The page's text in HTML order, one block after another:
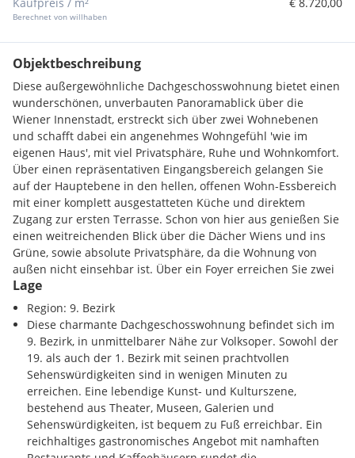
Berechnet von willhaben
Objektbeschreibung
Diese außergewöhnliche Dachgeschosswohnung bietet einen
wunderschönen, unverbauten Panoramablick über die
Wiener Innenstadt, erstreckt sich über zwei Wohnebenen
und schafft dabei ein angenehmes Wohngefühl 'wie im
eigenen Haus', mit viel Privatsphäre, Ruhe und Wohnkomfort.
Über einen repräsentativen Eingangsbereich gelangen Sie
auf der Hauptebene in den hellen, offenen Wohn-Essbereich
mit einer komplett ausgestatteten Küche und direktem
Zugang zur ersten Terrasse. Schon von hier aus genießen Sie
einen weitreichenden Blick über die Dächer Wiens und ins
Grüne, sowie absolute Privatsphäre, da die Wohnung von
außen nicht einsehbar ist. Über ein Foyer erreichen Sie zwei
Schlafzimmer und ein angrenzendes, hochwertig
ausgestattetes Badezimmer. Auch eine Gästetoilette und ein
Abstellraum stehen auf dieser Ebene zur Verfügung. Über
eine offene Treppe gelangen Sie zur oberen Wohnebene,
bestehend aus einer großzügigen Galerie mit angrenzendem
Badezimmer und Zugang zu einer weiteren, großen
vorgelagerten Terrasse mit eindrucksvollem, unverbautem
Panoramablick. Bei Bedarf ließe sich durch Einziehen einer
kleinen Wand die Galerie einfach in ein weiteres
Schlafzimmer umwandeln. Die Dachgeschosswohnung
präsentiert sich mit hochwertigen Materialien und moderner,
Lage
Region: 9. Bezirk
Diese charmante Dachgeschosswohnung befindet sich im
9. Bezirk, in unmittelbarer Nähe zur Volksoper. Sowohl der
19. als auch der 1. Bezirk mit seinen prachtvollen
Sehenswürdigkeiten sind in wenigen Minuten zu
erreichen. Eine lebendige Kunst- und Kulturszene,
bestehend aus Theater, Museen, Galerien und
Sehenswürdigkeiten, ist bequem zu Fuß erreichbar. Ein
reichhaltiges gastronomisches Angebot mit namhaften